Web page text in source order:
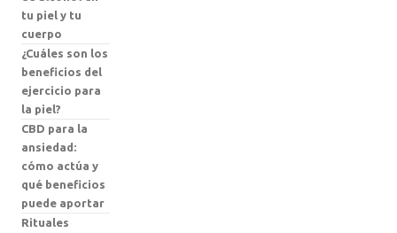
tu piel y tu
cuerpo
¿Cuáles son los
beneficios del
ejercicio para
la piel?
CBD para la
ansiedad:
cómo actúa y
qué beneficios
puede aportar
Rituales